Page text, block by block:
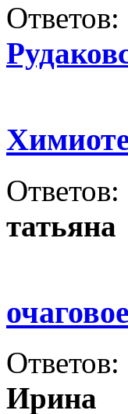
татьяна
Ирина